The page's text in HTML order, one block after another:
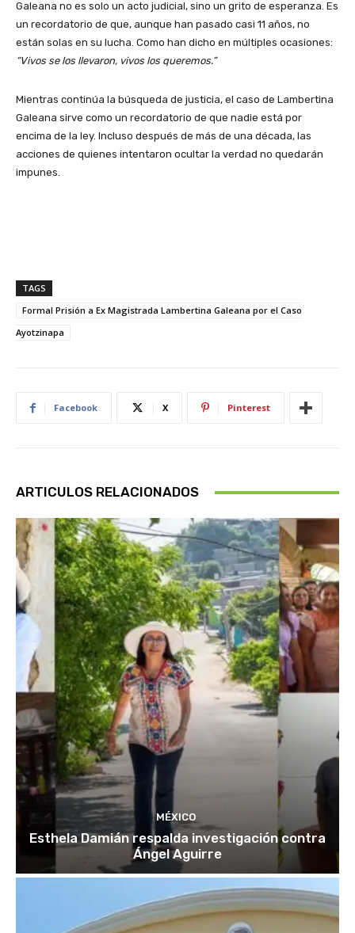
Galeana no es solo un acto judicial, sino un grito de esperanza. Es
un recordatorio de que, aunque han pasado casi 11 años, no
están solas en su lucha. Como han dicho en múltiples ocasiones:
“Vivos se los llevaron, vivos los queremos.”
Mientras continúa la búsqueda de justicia, el caso de Lambertina
Galeana sirve como un recordatorio de que nadie está por
encima de la ley. Incluso después de más de una década, las
acciones de quienes intentaron ocultar la verdad no quedarán
impunes.
TAGS
Formal Prisión a Ex Magistrada Lambertina Galeana por el Caso
Ayotzinapa
Facebook X Pinterest
ARTICULOS RELACIONADOS
MÉXICO
Esthela Damián respalda investigación contra
Ángel Aguirre